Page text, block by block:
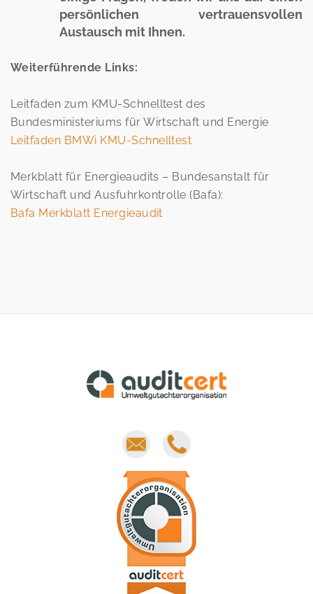
persönlichen vertrauensvollen
Austausch mit Ihnen.
Weiterführende Links:
Leitfaden zum KMU-Schnelltest des
Bundesministeriums für Wirtschaft und Energie
Leitfaden BMWi KMU-Schnelltest
Merkblatt für Energieaudits – Bundesanstalt für
Wirtschaft und Ausfuhrkontrolle (Bafa):
Bafa Merkblatt Energieaudit
E-
mail